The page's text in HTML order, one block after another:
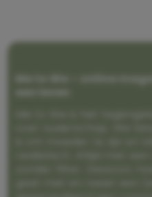
Me to We – online